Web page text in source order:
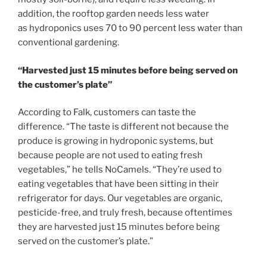
addition, the rooftop garden needs less water
as hydroponics uses 70 to 90 percent less water than
conventional gardening.
“Harvested just 15 minutes before being served on
the customer’s plate”
According to Falk, customers can taste the
difference. “The taste is different not because the
produce is growing in hydroponic systems, but
because people are not used to eating fresh
vegetables,” he tells NoCamels. “They’re used to
eating vegetables that have been sitting in their
refrigerator for days. Our vegetables are organic,
pesticide-free, and truly fresh, because oftentimes
they are harvested just 15 minutes before being
served on the customer’s plate.”